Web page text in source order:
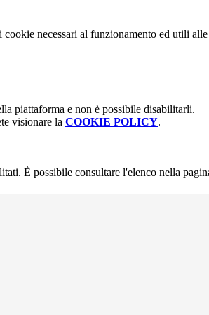
necessari al funzionamento ed utili
piattaforma e non è possibile disabilitarli.
visionare la COOKIE POLICY.
È possibile consultare l'elenco nella